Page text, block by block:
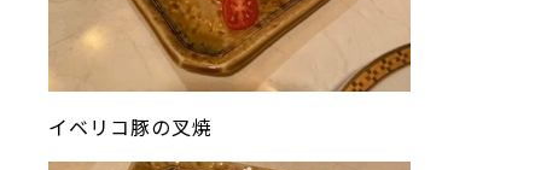
イベリコ豚の叉焼